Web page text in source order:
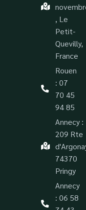
, Le
Petit-
Quevilly,
France
Rouen
: 07
70 45
94 85
Annecy :
209 Rte
74370
Pringy
Annecy
: 06 58